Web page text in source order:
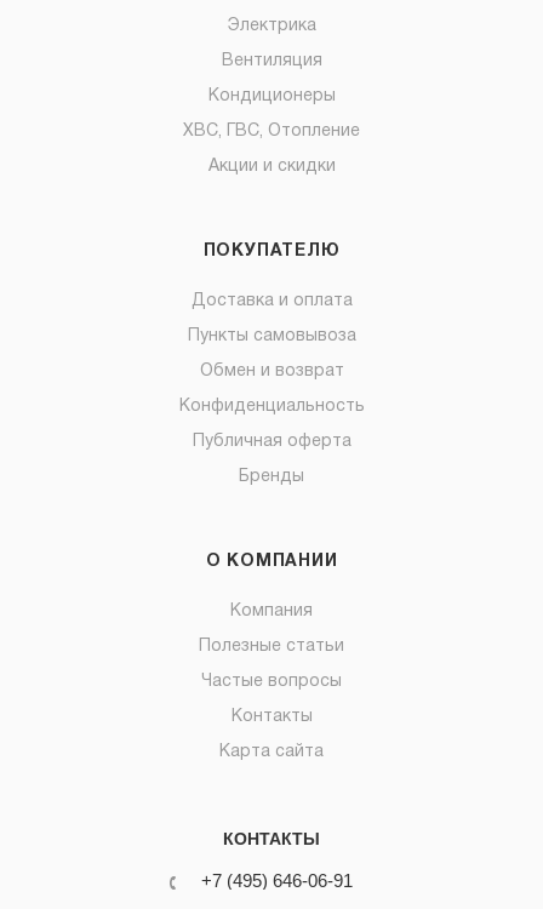
Электрика
Вентиляция
Кондиционеры
ХВС, ГВС, Отопление
Акции и скидки
ПОКУПАТЕЛЮ
Доставка и оплата
Пункты самовывоза
Обмен и возврат
Конфиденциальность
Публичная оферта
Бренды
О КОМПАНИИ
Компания
Полезные статьи
Частые вопросы
Контакты
Карта сайта
КОНТАКТЫ
+7 (495) 646-06-91